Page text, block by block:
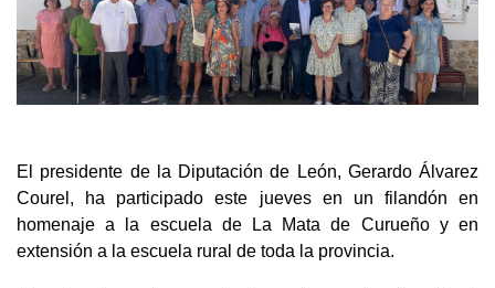
El presidente de la Diputación de León, Gerardo Álvarez
Courel, ha participado este jueves en un filandón en
homenaje a la escuela de La Mata de Curueño y en
extensión a la escuela rural de toda la provincia.